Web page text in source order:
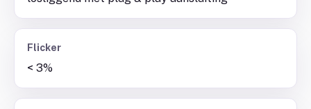
Flicker
< 3%